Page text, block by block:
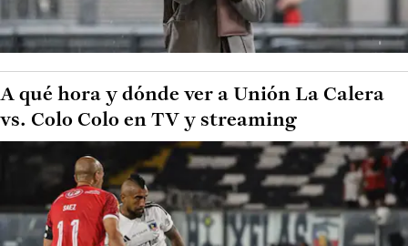
A qué hora y dónde ver a Unión La Calera
vs. Colo Colo en TV y streaming